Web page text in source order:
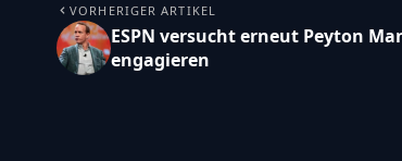
VORHERIGER ARTIKEL
ESPN versucht erneut Peyton
engagieren